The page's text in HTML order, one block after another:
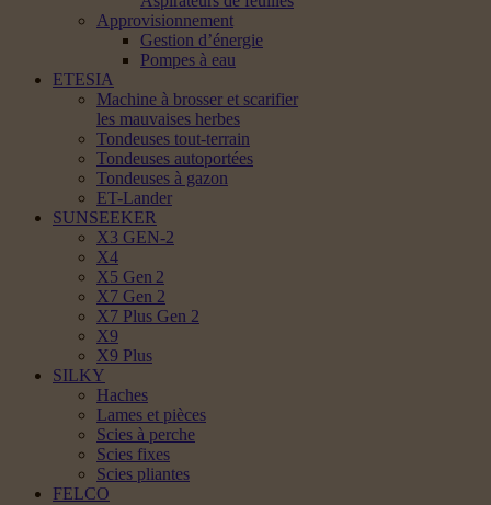
Approvisionnement
Gestion d’énergie
Pompes à eau
ETESIA
Machine à brosser et scarifier
les mauvaises herbes
Tondeuses tout-terrain
Tondeuses autoportées
Tondeuses à gazon
ET-Lander
SUNSEEKER
X3 GEN-2
X4
X5 Gen 2
X7 Gen 2
X7 Plus Gen 2
X9
X9 Plus
SILKY
Haches
Lames et pièces
Scies à perche
Scies fixes
Scies pliantes
FELCO